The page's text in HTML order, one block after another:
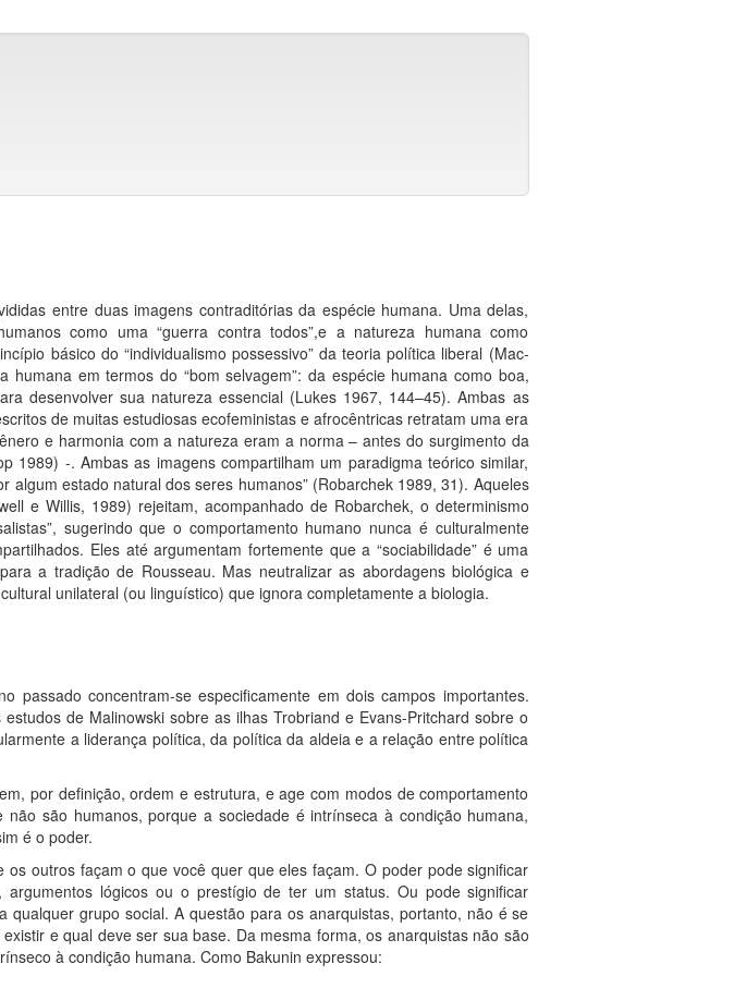
entre duas imagens contraditórias da espécie humana. Uma delas,
como uma “guerra contra todos”,e a natureza humana como
básico do “individualismo possessivo” da teoria política liberal (Mac-
em termos do “bom selvagem”: da espécie humana como boa,
desenvolver sua natureza essencial (Lukes 1967, 144–45). Ambas as
de muitas estudiosas ecofeministas e afrocêntricas retratam uma era
e harmonia com a natureza eram a norma – antes do surgimento da
1989) -. Ambas as imagens compartilham um paradigma teórico similar,
estado natural dos seres humanos” (Robarchek 1989, 31). Aqueles
e Willis, 1989) rejeitam, acompanhado de Robarchek, o determinismo
sugerindo que o comportamento humano nunca é culturalmente
Eles até argumentam fortemente que a “sociabilidade” é uma
a tradição de Rousseau. Mas neutralizar as abordagens biológica e
unilateral (ou linguístico) que ignora completamente a biologia.
passado concentram-se especificamente em dois campos importantes.
de Malinowski sobre as ilhas Trobriand e Evans-Pritchard sobre o
a liderança política, da política da aldeia e a relação entre política
por definição, ordem e estrutura, e age com modos de comportamento
são humanos, porque a sociedade é intrínseca à condição humana,
é o poder.
outros façam o que você quer que eles façam. O poder pode significar
lógicos ou o prestígio de ter um status. Ou pode significar
grupo social. A questão para os anarquistas, portanto, não é se
e qual deve ser sua base. Da mesma forma, os anarquistas não são
à condição humana. Como Bakunin expressou: